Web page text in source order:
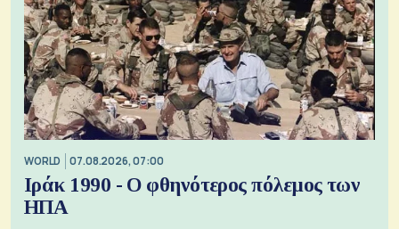
WORLD 07.08.2026, 07:00
Ιράκ 1990 - Ο φθηνότερος πόλεμος των
ΗΠΑ